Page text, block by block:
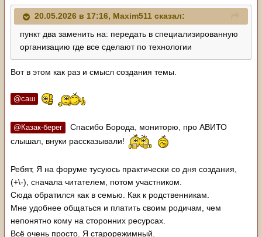
20.05.2026 в 17:16, Maxim511 сказал:
пункт два заменить на: передать в специализированную
организацию где все сделают по технологии
Вот в этом как раз и смысл создания темы.
@саш
@Казак-берег
Спасибо Борода, мониторю, про АВИТО
слышал, внуки рассказывали!
Ребят, Я на форуме тусуюсь практически со дня создания,
(+\-), сначала читателем, потом участником.
Сюда обратился как в семью. Как к родственникам.
Мне удобнее общаться и платить своим родичам, чем
непонятно кому на сторонних ресурсах.
Всё очень просто. Я старорежимный.